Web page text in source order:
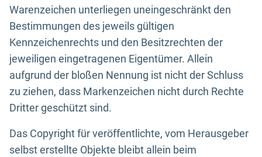
Warenzeichen unterliegen uneingeschränkt den
Bestimmungen des jeweils gültigen
Kennzeichenrechts und den Besitzrechten der
jeweiligen eingetragenen Eigentümer. Allein
aufgrund der bloßen Nennung ist nicht der Schluss
zu ziehen, dass Markenzeichen nicht durch Rechte
Dritter geschützt sind.
Das Copyright für veröffentlichte, vom Herausgeber
selbst erstellte Objekte bleibt allein beim